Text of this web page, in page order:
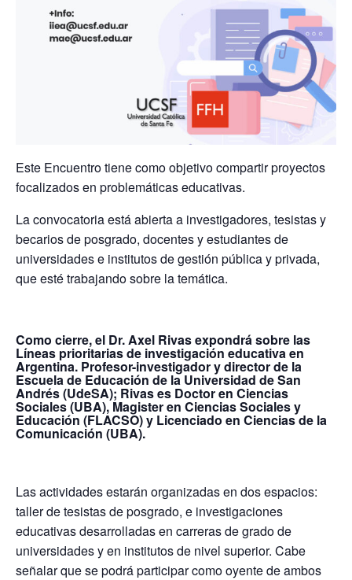
Este Encuentro tiene como objetivo compartir proyectos
focalizados en problemáticas educativas.
La convocatoria está abierta a investigadores, tesistas y
becarios de posgrado, docentes y estudiantes de
universidades e institutos de gestión pública y privada,
que esté trabajando sobre la temática.
Como cierre, el Dr. Axel Rivas expondrá sobre las
Líneas prioritarias de investigación educativa en
Argentina. Profesor-investigador y director de la
Escuela de Educación de la Universidad de San
Andrés (UdeSA); Rivas es Doctor en Ciencias
Sociales (UBA), Magister en Ciencias Sociales y
Educación (FLACSO) y Licenciado en Ciencias de la
Comunicación (UBA).
Las actividades estarán organizadas en dos espacios:
taller de tesistas de posgrado, e investigaciones
educativas desarrolladas en carreras de grado de
universidades y en institutos de nivel superior. Cabe
señalar que se podrá participar como oyente de ambos